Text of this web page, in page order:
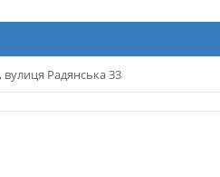
вулиця Радянська 33